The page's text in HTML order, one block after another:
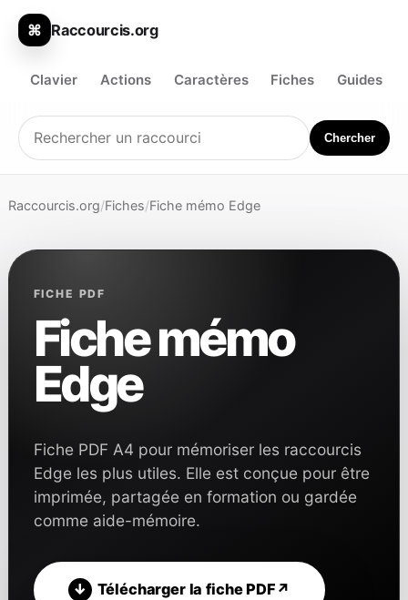
⌘ Raccourcis.org
Clavier Actions Caractères Fiches Guides
Chercher
Raccourcis.org/Fiches/Fiche mémo Edge
FICHE PDF
Fiche mémo
Edge
Fiche PDF A4 pour mémoriser les raccourcis
Edge les plus utiles. Elle est conçue pour être
imprimée, partagée en formation ou gardée
comme aide-mémoire.
Télécharger la fiche PDF